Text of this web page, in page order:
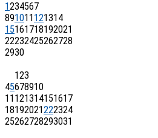
1234567
891011 121314
15161718192021
22232425262728
2930
123
45678910
11 121314151617
18192021222324
25262728293031